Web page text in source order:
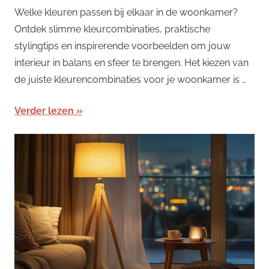
Welke kleuren passen bij elkaar in de woonkamer?
Ontdek slimme kleurcombinaties, praktische
stylingtips en inspirerende voorbeelden om jouw
interieur in balans en sfeer te brengen. Het kiezen van
de juiste kleurencombinaties voor je woonkamer is …
Verder lezen